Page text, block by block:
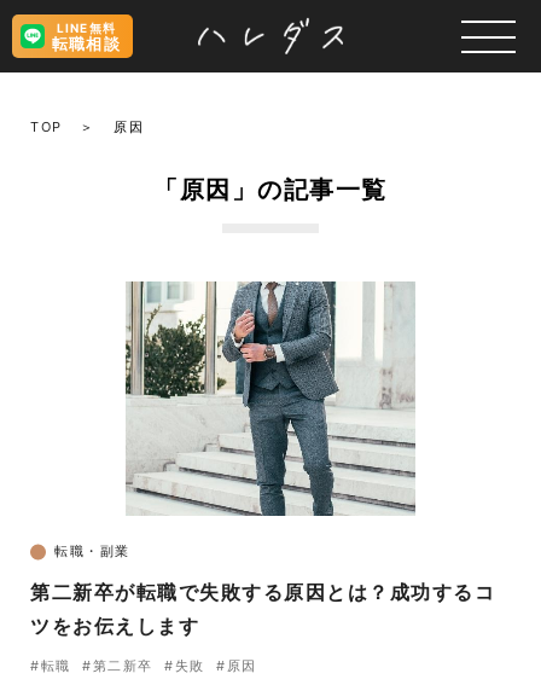
LINE無料
転職相談
TOP 原因
「原因」の記事一覧
転職・副業
第二新卒が転職で失敗する原因とは？成功するコ
ツをお伝えします
#転職 #第二新卒 #失敗 #原因